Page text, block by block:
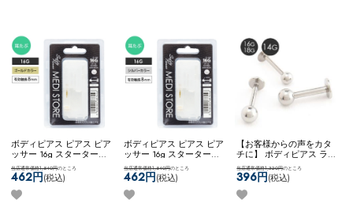
ボディピアス ピアス ピア
ッサー 16g スターターキ
ット初心者 ジュエル キュ
ービックジルコニア ステ
ンレス ネコポスOK
0%OFF][ 16G ] 耳たぶ用ピ
当店通常価格1,540円のところ
462円(税込)
ボディピアス ピアス ピア
ッサー 16g スターターキ
ット初心者 ジュエル キュ
ービックジルコニア ステ
ンレス ネコポスOK
0%OFF][ 16G ] 耳たぶ用ピ
当店通常価格1,540円のところ
462円(税込)
【お客様からの声をカタ
チに】 ボディピアス ラブ
レット カスタム アレンジ
サージカルステンレス
2way ネコポスOK
ット (シルバー)
当店通常価格1,320円のところ
396円(税込)